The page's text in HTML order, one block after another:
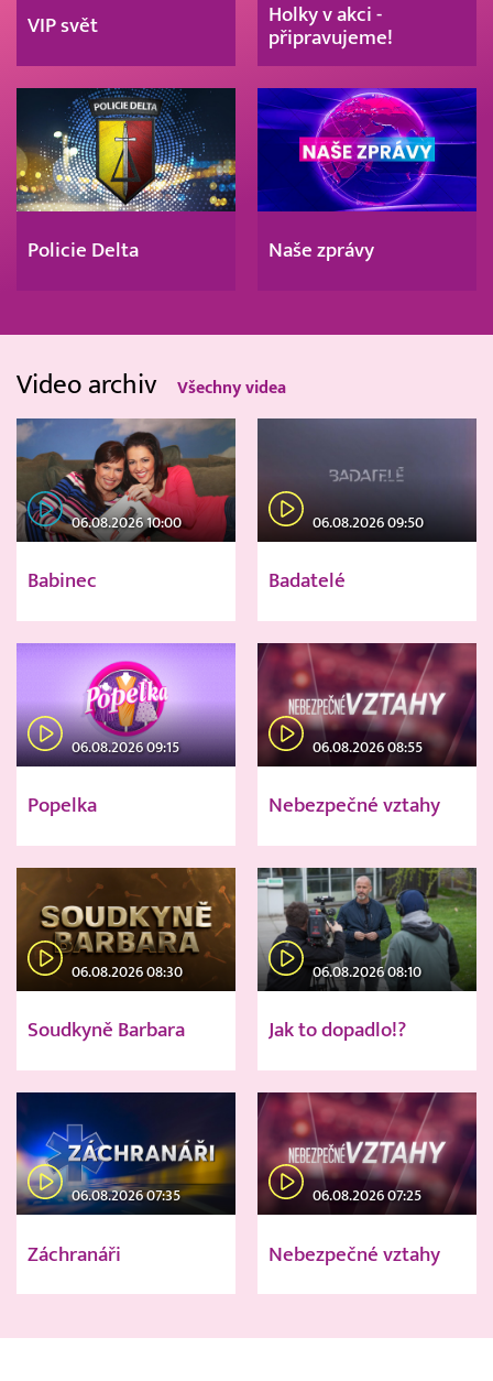
VIP svět
Holky v akci -
připravujeme!
Policie Delta Naše zprávy
Video archiv Všechny videa
06.08.2026 10:00
Babinec
06.08.2026 09:50
Badatelé
06.08.2026 09:15
Popelka
06.08.2026 08:55
Nebezpečné vztahy
06.08.2026 08:30
Soudkyně Barbara
06.08.2026 08:10
Jak to dopadlo!?
06.08.2026 07:35
Záchranáři
06.08.2026 07:25
Nebezpečné vztahy